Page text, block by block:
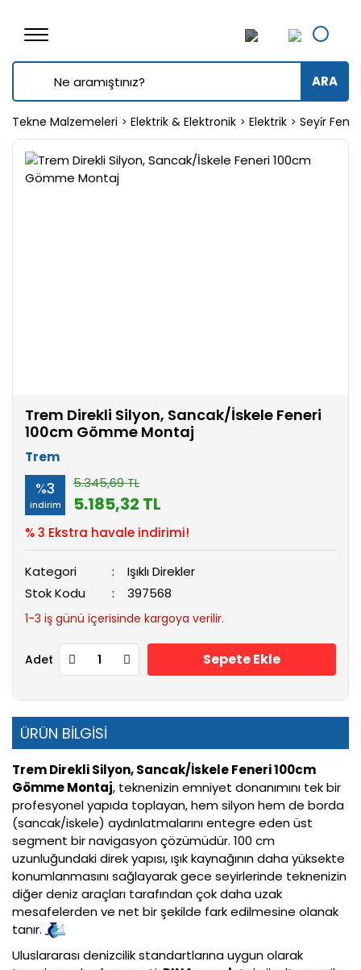
ARA
Tekne Malzemeleri Elektrik & Elektronik Elektrik Seyi̇r
Trem Direkli Silyon, Sancak/İskele Feneri
100cm Gömme Montaj
Trem
%3
indirim
5.345,69 TL
5.185,32 TL
% 3 Ekstra havale indirimi!
Kategori
Işıklı Direkler
Stok Kodu
397568
1-3 iş günü içerisinde kargoya verilir.
Adet Sepete Ekle
ÜRÜN BİLGİSİ
Trem Direkli Silyon, Sancak/İskele Feneri 100cm
Gömme Montaj, teknenizin emniyet donanımını tek bir
profesyonel yapıda toplayan, hem silyon hem de borda
(sancak/iskele) aydınlatmalarını entegre eden üst
segment bir navigasyon çözümüdür. 100 cm
uzunluğundaki direk yapısı, ışık kaynağının daha yüksekte
konumlanmasını sağlayarak gece seyirlerinde teknenizin
diğer deniz araçları tarafından çok daha uzak
mesafelerden ve net bir şekilde fark edilmesine olanak
tanır.
Uluslararası denizcilik standartlarına uygun olarak